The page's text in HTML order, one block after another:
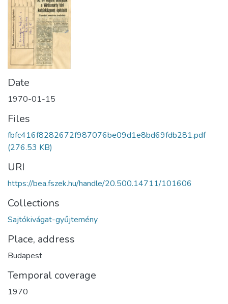
Date
1970-01-15
Files
fbfc416f8282672f987076be09d1e8bd69fdb281.pdf
(276.53 KB)
URI
https://bea.fszek.hu/handle/20.500.14711/101606
Collections
Sajtókivágat-gyűjtemény
Place, address
Budapest
Temporal coverage
1970